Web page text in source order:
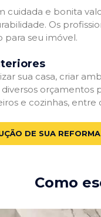
cuidada e bonita
Os
para seu imóvel.
sua casa, criar
orçamentos
e cozinhas, entre
DE SUA
Como